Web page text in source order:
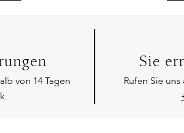
von 14 Tagen
Sie
Rufen Sie